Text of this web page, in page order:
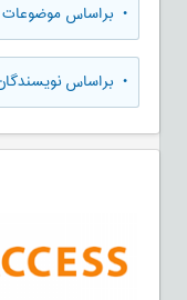
• براساس موضوعات
• براساس نویسندگان